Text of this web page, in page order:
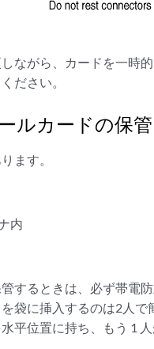
ながら、カードを一時
ださい。
ルカードの保管
ます。
内
するときは、必ず帯電
袋に挿入するのは2人で
平位置に持ち、もう 1